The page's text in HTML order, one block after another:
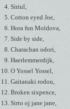
Siriul,
Cotton eyed Joe,
Hora fun Moldova,
Side by side,
Charachan odori,
Haerlemmerdijk,
O Yossel Yossel,
Gaitanaki rodou,
Broken sixpence,
Sirto oj jane jane,